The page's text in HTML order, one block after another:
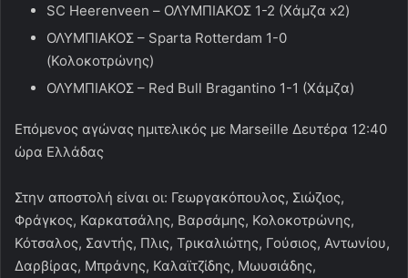
SC Heerenveen – ΟΛΥΜΠΙΑΚΟΣ 1-2 (Χάμζα x2)
ΟΛΥΜΠΙΑΚΟΣ – Sparta Rotterdam 1-0
(Κολοκοτρώνης)
ΟΛΥΜΠΙΑΚΟΣ – Red Bull Bragantino 1-1 (Χάμζα)
Επόμενος αγώνας ημιτελικός με Marseille Δευτέρα 12:40
ώρα Ελλάδας
Στην αποστολή είναι οι: Γεωργακόπουλος, Σιώζιος,
Φράγκος, Καρκατσάλης, Βαρσάμης, Κολοκοτρώνης,
Κότσαλος, Σαντής, Πλις, Τρικαλιώτης, Γούσιος, Αντωνίου,
Δαρβίρας, Μπράνης, Καλαϊτζίδης, Μωυσιάδης,